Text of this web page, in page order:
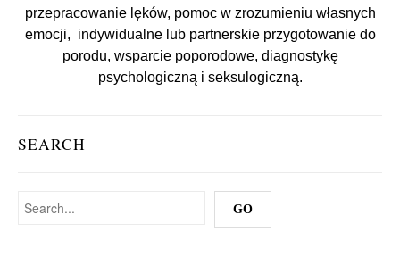
SEARCH
przepracowanie lęków, pomoc w zrozumieniu własnych
emocji, indywidualne lub partnerskie przygotowanie do
porodu, wsparcie poporodowe, diagnostykę
psychologiczną i seksulogiczną.